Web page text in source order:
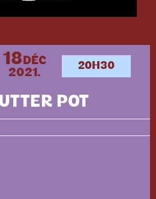
18DÉC
2021.
20H30
POT